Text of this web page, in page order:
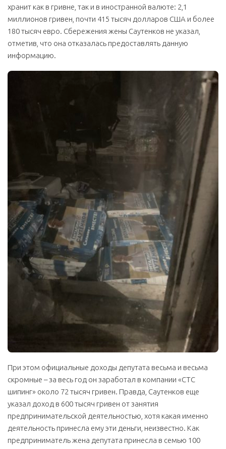
хранит как в гривне, так и в иностранной валюте: 2,1
миллионов гривен, почти 415 тысяч долларов США и более
180 тысяч евро. Сбережения жены Саутенков не указал,
отметив, что она отказалась предоставлять данную
информацию.
При этом официальные доходы депутата весьма и весьма
скромные – за весь год он заработал в компании «СТС
шипинг» около 72 тысяч гривен. Правда, Саутенков еще
указал доход в 600 тысяч гривен от занятия
предпринимательской деятельностью, хотя какая именно
деятельность принесла ему эти деньги, неизвестно. Как
предприниматель жена депутата принесла в семью 100